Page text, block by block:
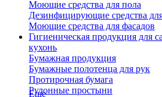
Моющие средства для пола
Дезинфицирующие средства
Моющие средства для фасадов
Гигиеническая продукция для
кухонь
Бумажная продукция
Бумажные полотенца для рук
Протирочная бумага
Рулонные простыни
Еще